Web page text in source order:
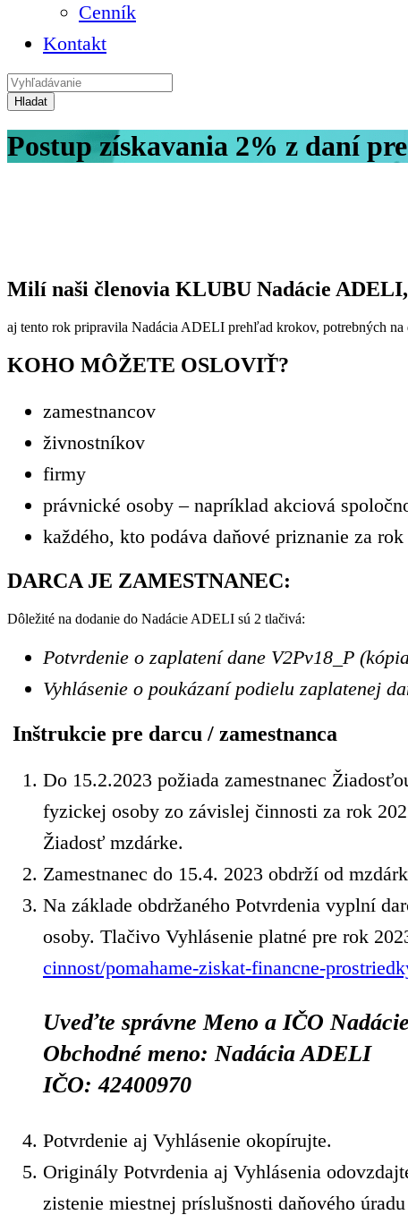
Cenník
Kontakt
Postup získavania 2% z daní
Milí naši členovia KLUBU Nadácie ADELI,
aj tento rok pripravila Nadácia ADELI prehľad krokov, potrebných na
KOHO MÔŽETE OSLOVIŤ?
zamestnancov
živnostníkov
firmy
právnické osoby – napríklad akciová
každého, kto podáva daňové priznanie za
DARCA JE ZAMESTNANEC:
Dôležité na dodanie do Nadácie ADELI sú 2 tlačivá:
Potvrdenie o zaplatení dane V2Pv18_P
Vyhlásenie o poukázaní podielu zaplatenej
Inštrukcie pre darcu / zamestnanca
Do 15.2.2023 požiada zamestnanec
fyzickej osoby zo závislej činnosti za rok
Žiadosť mzdárke.
Zamestnanec do 15.4. 2023 obdrží od
Na základe obdržaného Potvrdenia vyplní
osoby. Tlačivo Vyhlásenie platné pre rok
cinnost/pomahame-ziskat-financne-
Uveďte správne Meno a IČO
Obchodné meno: Nadácia ADELI
IČO: 42400970
Potvrdenie aj Vyhlásenie okopírujte.
Originály Potvrdenia aj Vyhlásenia
zistenie miestnej príslušnosti daňového